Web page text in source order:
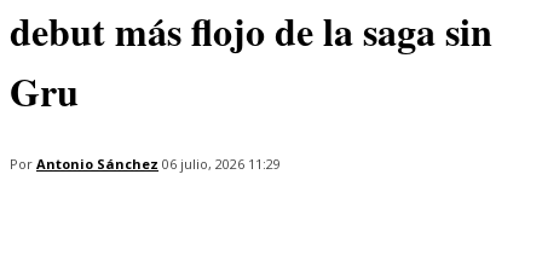
debut más flojo de la saga sin
Gru
Por Antonio Sánchez 06 julio, 2026 11:29